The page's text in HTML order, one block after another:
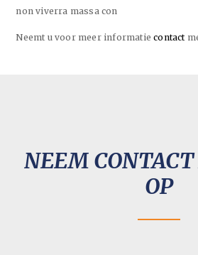
non viverra massa con
Neemt u voor meer informatiecontact
NEEM
OP